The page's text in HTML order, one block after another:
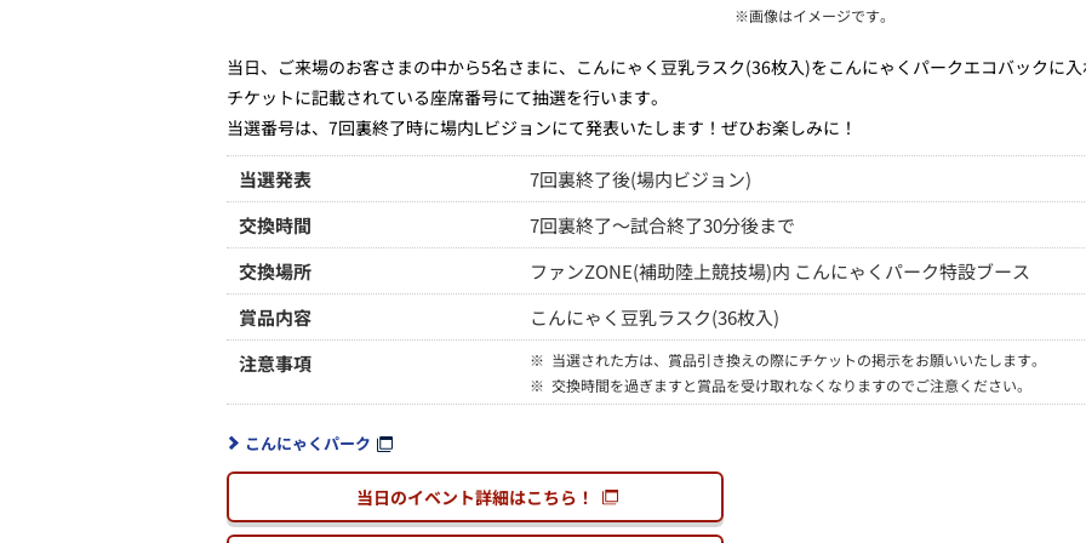
※画像はイメージです。
当日、ご来場のお客さまの中から5名さまに、こんにゃく豆乳ラスク(36枚入)をこんにゃくパークエコバックに入
チケットに記載されている座席番号にて抽選を行います。
当選番号は、7回裏終了時に場内Lビジョンにて発表いたします！ぜひお楽しみに！
当選発表
7回裏終了後(場内ビジョン)
交換時間
7回裏終了～試合終了30分後まで
交換場所
ファンZONE(補助陸上競技場)内 こんにゃくパーク特設ブース
賞品内容
こんにゃく豆乳ラスク(36枚入)
注意事項
※ 当選された方は、賞品引き換えの際にチケットの掲示をお願いいたします。
※ 交換時間を過ぎますと賞品を受け取れなくなりますのでご注意ください。
こんにゃくパーク
当日のイベント詳細はこちら！